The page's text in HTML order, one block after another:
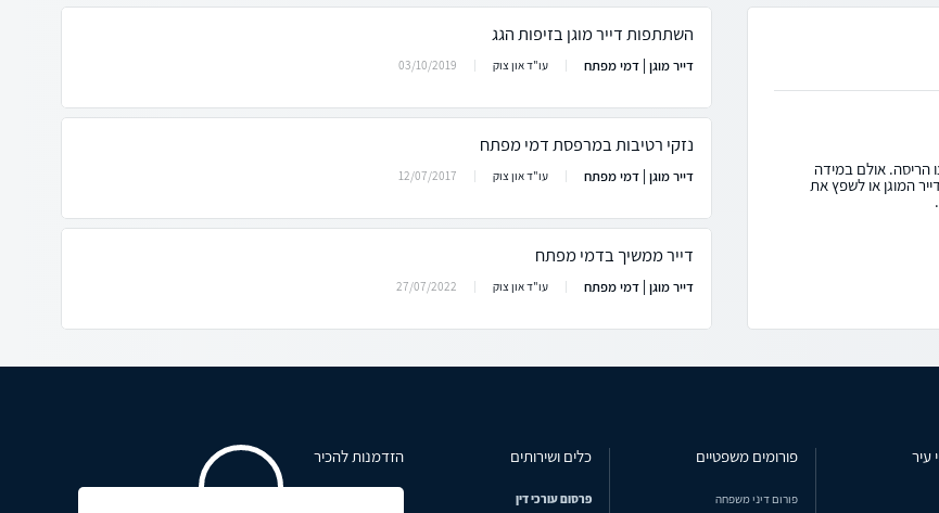
הריסה. אולם במידה
המוגן או לשפץ את
השתתפות דייר מוגן בזיפות הגג
דייר מוגן | דמי מפתח עו"ד און צוק 03/10/2019
נזקי רטיבות במרפסת דמי מפתח
דייר מוגן | דמי מפתח עו"ד און צוק 12/07/2017
דייר ממשיך בדמי מפתח
דייר מוגן | דמי מפתח עו"ד און צוק 27/07/2022
עיר פורומים משפטיים
פורום דיני משפחה
כלים ושירותים
פרסום עורכי דין
הזדמנות להכיר